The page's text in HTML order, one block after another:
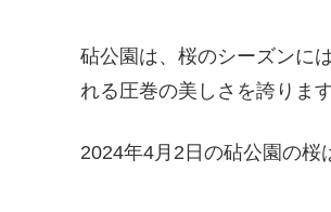
砧公園は、桜のシーズンに
れる圧巻の美しさを誇ります
2024年4月2日の砧公園の桜